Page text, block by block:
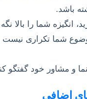
باشد.
انگیزه شما را
شما تکراری نیست و
و مشاور خود